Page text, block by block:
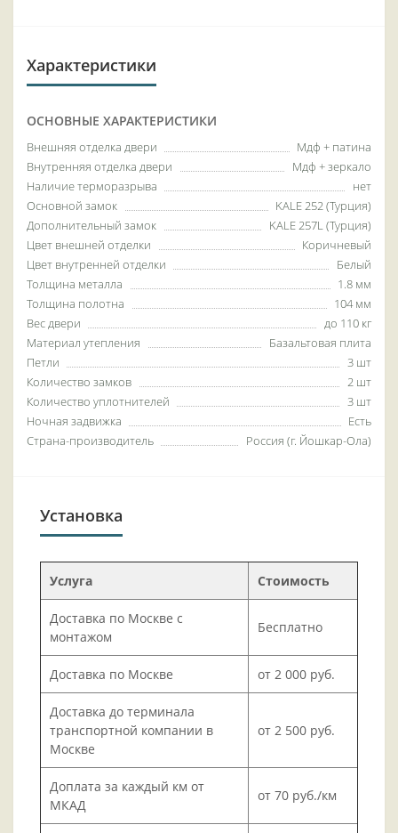
Характеристики
ОСНОВНЫЕ ХАРАКТЕРИСТИКИ
Внешняя отделка двери
Мдф + патина
Внутренняя отделка двери
Мдф + зеркало
Наличие терморазрыва
нет
Основной замок
KALE 252 (Турция)
Дополнительный замок
KALE 257L (Турция)
Цвет внешней отделки
Коричневый
Цвет внутренней отделки
Белый
Толщина металла
1.8 мм
Толщина полотна
104 мм
Вес двери
до 110 кг
Материал утепления
Базальтовая плита
Петли
3 шт
Количество замков
2 шт
Количество уплотнителей
3 шт
Ночная задвижка
Есть
Страна-производитель
Россия (г. Йошкар-Ола)
Установка
Услуга Стоимость
Доставка по Москве с
монтажом
Бесплатно
Доставка по Москве от 2 000 руб.
Доставка до терминала
транспортной компании в
Москве
от 2 500 руб.
Доплата за каждый км от
МКАД
от 70 руб./км